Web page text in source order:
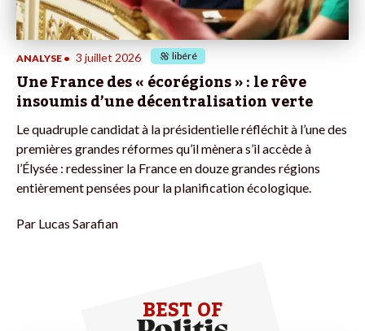
ANALYSE • 3 juillet 2026 libéré
Une France des « écorégions » : le rêve
insoumis d’une décentralisation verte
Le quadruple candidat à la présidentielle réfléchit à l’une des
premières grandes réformes qu’il mènera s’il accède à
l’Élysée : redessiner la France en douze grandes régions
entièrement pensées pour la planification écologique.
Par Lucas Sarafian
BEST OF